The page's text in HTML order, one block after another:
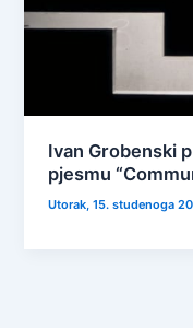
Ivan Grobenski
pjesmu
Utorak, 15. studenoga